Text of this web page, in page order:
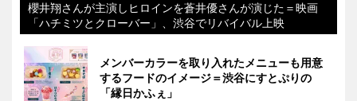
櫻井翔さんが主演しヒロインを蒼井優さんが演じた＝映画
「ハチミツとクローバー」、渋谷でリバイバル上映
メンバーカラーを取り入れたメニューも用意
するフードのイメージ＝渋谷にすとぷりの
「縁日かふぇ」